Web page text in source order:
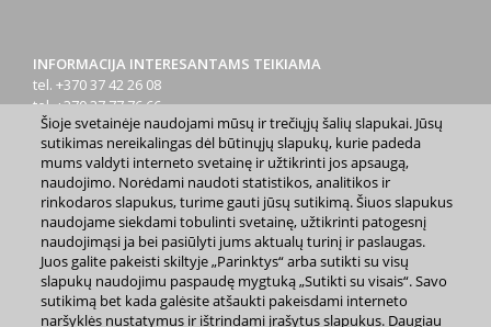
INFORMACIJA INTERESANTAMS TEIKIAMA
tel. +370 37 42 26 08
tel. +370 37 77 76 66
tel. +370 660 07000
el. p.info@kaunas.lt
2023 m. Kauno miesto savivaldybė. Kopijuoti ir platinti
www.kaunas.lt skelbiamą informaciją be autorių sutikimo draudžiama.
Svetainės žemėlapis »
Šioje svetainėje naudojami mūsų ir trečiųjų šalių slapukai. Jūsų
sutikimas nereikalingas dėl būtinųjų slapukų, kurie padeda
mums valdyti interneto svetainę ir užtikrinti jos apsaugą,
naudojimo. Norėdami naudoti statistikos, analitikos ir
rinkodaros slapukus, turime gauti jūsų sutikimą. Šiuos slapukus
naudojame siekdami tobulinti svetainę, užtikrinti patogesnį
naudojimąsi ja bei pasiūlyti jums aktualų turinį ir paslaugas.
Juos galite pakeisti skiltyje „Parinktys“ arba sutikti su visų
slapukų naudojimu paspaudę mygtuką „Sutikti su visais“. Savo
sutikimą bet kada galėsite atšaukti pakeisdami interneto
naršyklės nustatymus ir ištrindami įrašytus slapukus. Daugiau